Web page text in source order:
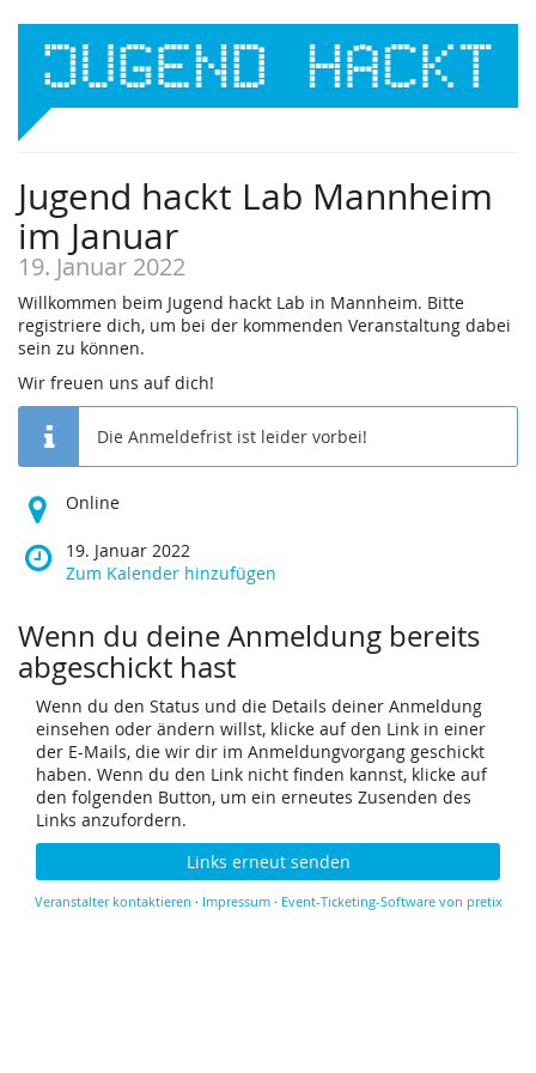
Jugend hackt Lab Mannheim
im Januar
19. Januar 2022
Willkommen beim Jugend hackt Lab in Mannheim. Bitte
registriere dich, um bei der kommenden Veranstaltung dabei
sein zu können.
Wir freuen uns auf dich!
Die Anmeldefrist ist leider vorbei!
Online
19. Januar 2022
Zum Kalender hinzufügen
Wenn du deine Anmeldung bereits
abgeschickt hast
Wenn du den Status und die Details deiner Anmeldung
einsehen oder ändern willst, klicke auf den Link in einer
der E-Mails, die wir dir im Anmeldungvorgang geschickt
haben. Wenn du den Link nicht finden kannst, klicke auf
den folgenden Button, um ein erneutes Zusenden des
Links anzufordern.
Links erneut senden
Veranstalter kontaktieren · Impressum· Event-Ticketing-Software von pretix